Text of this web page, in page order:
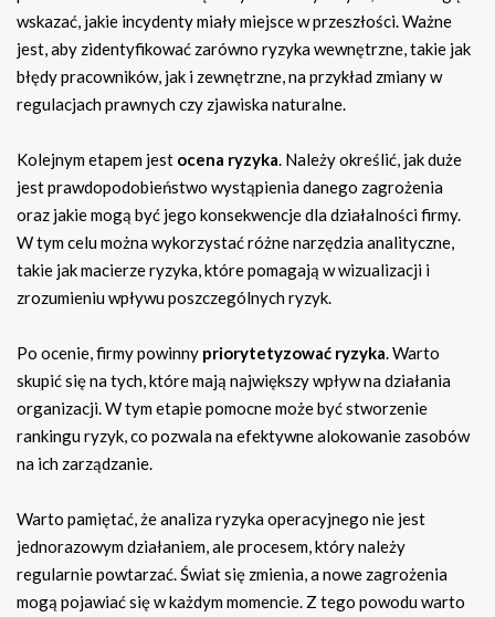
wskazać, jakie incydenty miały miejsce w przeszłości. Ważne
jest, aby zidentyfikować zarówno ryzyka wewnętrzne, takie jak
błędy pracowników, jak i zewnętrzne, na przykład zmiany w
regulacjach prawnych czy zjawiska naturalne.
Kolejnym etapem jest ocena ryzyka. Należy określić, jak duże
jest prawdopodobieństwo wystąpienia danego zagrożenia
oraz jakie mogą być jego konsekwencje dla działalności firmy.
W tym celu można wykorzystać różne narzędzia analityczne,
takie jak macierze ryzyka, które pomagają w wizualizacji i
zrozumieniu wpływu poszczególnych ryzyk.
Po ocenie, firmy powinny priorytetyzować ryzyka. Warto
skupić się na tych, które mają największy wpływ na działania
organizacji. W tym etapie pomocne może być stworzenie
rankingu ryzyk, co pozwala na efektywne alokowanie zasobów
na ich zarządzanie.
Warto pamiętać, że analiza ryzyka operacyjnego nie jest
jednorazowym działaniem, ale procesem, który należy
regularnie powtarzać. Świat się zmienia, a nowe zagrożenia
mogą pojawiać się w każdym momencie. Z tego powodu warto